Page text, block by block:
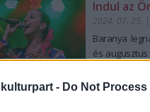
kulturpart - Do Not
Indul az
2024. 07. 25. |
Baranya
és